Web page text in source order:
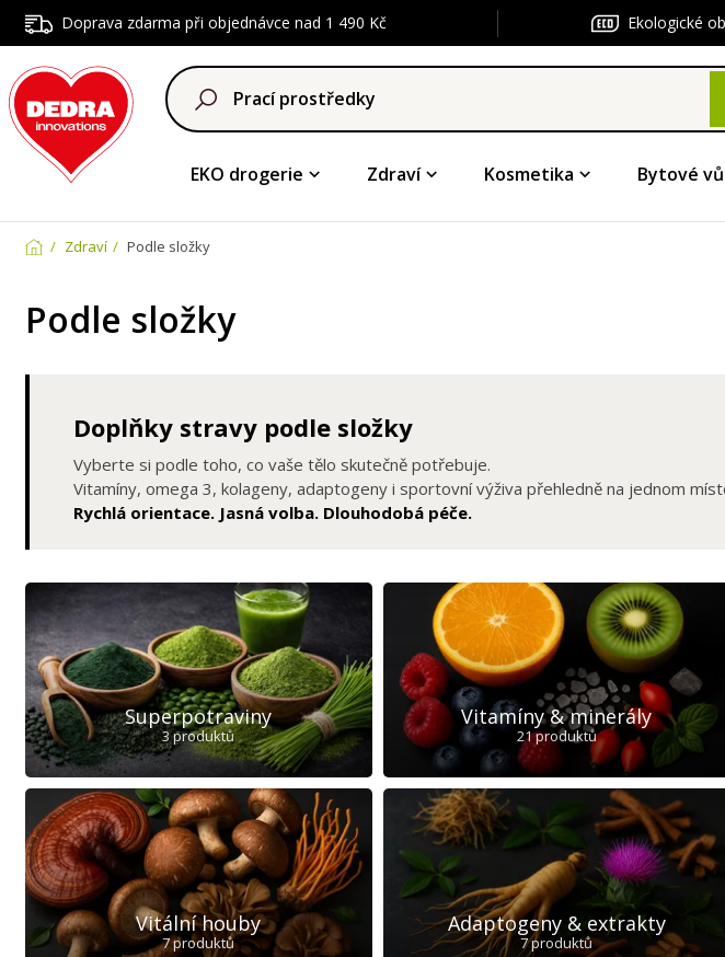
Doprava zdarma při objednávce nad 1 490 Kč Ekologické
EKO drogerie Zdraví Kosmetika Bytové
Zdraví Podle složky
Podle složky
Doplňky stravy podle složky
Vyberte si podle toho, co vaše tělo skutečně potřebuje.
Vitamíny, omega 3, kolageny, adaptogeny i sportovní výživa přehledně na jednom
Rychlá orientace. Jasná volba. Dlouhodobá péče.
Superpotraviny
3 produktů
Vitamíny & minerály
21 produktů
Vitální houby
7 produktů
Adaptogeny & extrakty
7 produktů